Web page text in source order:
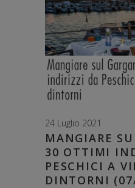
24 Luglio 2021
MANGIARE
30 OTTIMI
PESCHICI A
DINTORNI